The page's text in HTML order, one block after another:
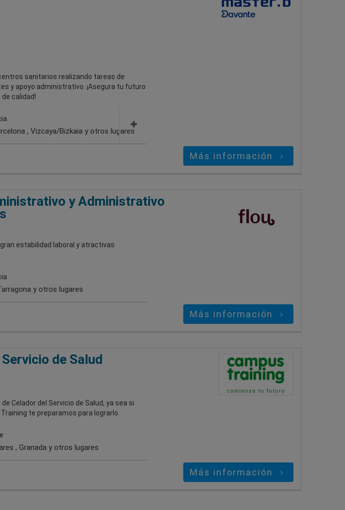
sanitarios realizando tareas de
y apoyo administrativo. ¡Asegura tu futuro
calidad!
, Vizcaya/Bizkaia y otros lugares
Más información
y Administrativo
estabilidad laboral y atractivas
y otros lugares
Más información
de Salud
Celador del Servicio de Salud, ya sea si
te preparamos para lograrlo.
, Granada y otros lugares
Más información